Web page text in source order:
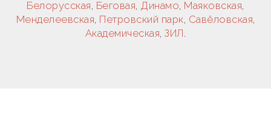
Белорусская, Беговая, Динамо, Маяковская,
Менделеевская, Петровский парк, Савёловская,
Академическая,ЗИЛ.